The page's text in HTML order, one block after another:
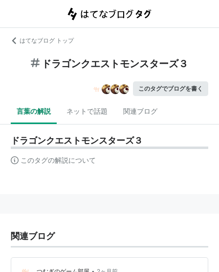
はてなブログ トップ
ドラゴンクエストモンスターズ３
このタグでブログを書く
言葉の解説 ネットで話題 関連ブログ
ドラゴンクエストモンスターズ３
このタグの解説について
関連ブログ